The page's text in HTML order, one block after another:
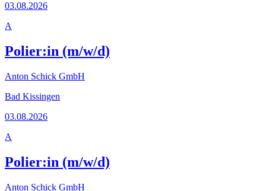
03.08.2026
A
Polier:in (m/w/d)
Anton Schick GmbH
Bad Kissingen
03.08.2026
A
Polier:in (m/w/d)
Anton Schick GmbH